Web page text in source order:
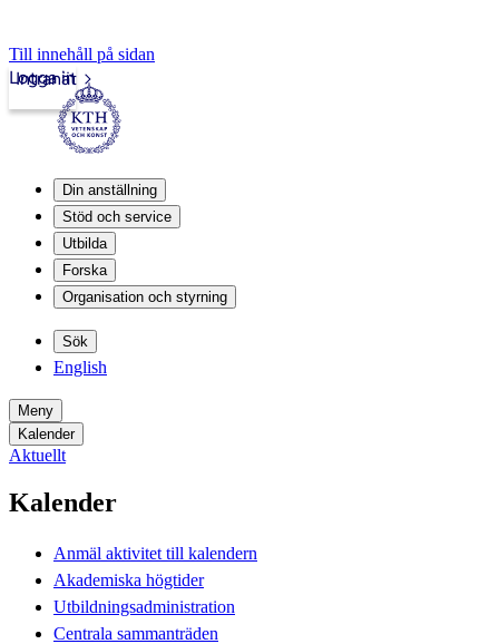
Till innehåll på sidan
Intranät
Logga in
Din anställning
Stöd och service
Utbilda
Forska
Organisation och styrning
Sök
English
Meny
Kalender
Aktuellt
Kalender
Anmäl aktivitet till kalendern
Akademiska högtider
Utbildningsadministration
Centrala sammanträden